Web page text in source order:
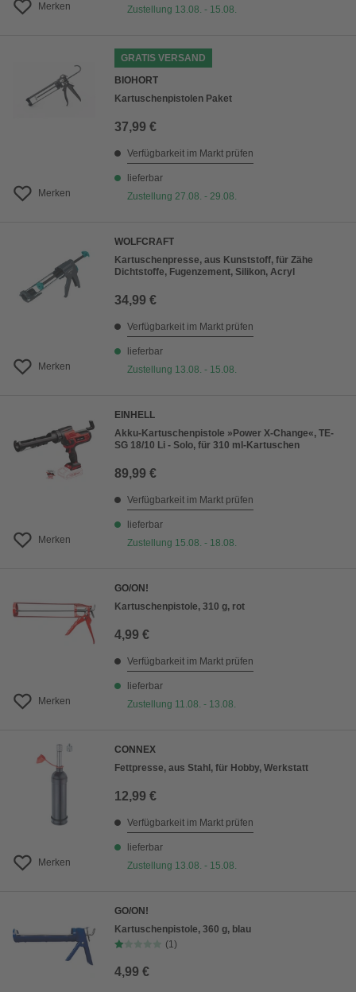
Merken
Zustellung 13.08. - 15.08.
Merken
GRATIS VERSAND
BIOHORT
Kartuschenpistolen Paket
37,99 €
Verfügbarkeit im Markt prüfen
lieferbar
Zustellung 27.08. - 29.08.
Merken
WOLFCRAFT
Kartuschenpresse, aus Kunststoff, für Zähe
Dichtstoffe, Fugenzement, Silikon, Acryl
34,99 €
Verfügbarkeit im Markt prüfen
lieferbar
Zustellung 13.08. - 15.08.
Merken
EINHELL
Akku-Kartuschenpistole »Power X-Change«, TE-
SG 18/10 Li - Solo, für 310 ml-Kartuschen
89,99 €
Verfügbarkeit im Markt prüfen
lieferbar
Zustellung 15.08. - 18.08.
Merken
GO/ON!
Kartuschenpistole, 310 g, rot
4,99 €
Verfügbarkeit im Markt prüfen
lieferbar
Zustellung 11.08. - 13.08.
Merken
CONNEX
Fettpresse, aus Stahl, für Hobby, Werkstatt
12,99 €
Verfügbarkeit im Markt prüfen
lieferbar
Zustellung 13.08. - 15.08.
GO/ON!
Kartuschenpistole, 360 g, blau
(1)
4,99 €